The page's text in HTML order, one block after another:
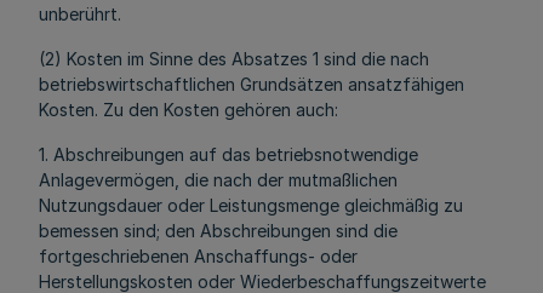
unberührt.
(2) Kosten im Sinne des Absatzes 1 sind die nach
betriebswirtschaftlichen Grundsätzen ansatzfähigen
Kosten. Zu den Kosten gehören auch:
1. Abschreibungen auf das betriebsnotwendige
Anlagevermögen, die nach der mutmaßlichen
Nutzungsdauer oder Leistungsmenge gleichmäßig zu
bemessen sind; den Abschreibungen sind die
fortgeschriebenen Anschaffungs- oder
Herstellungskosten oder Wiederbeschaffungszeitwerte